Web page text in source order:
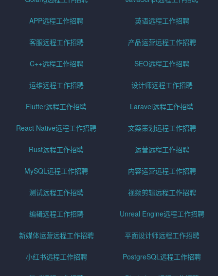
APP远程工作招聘 英语远程工作招聘
客服远程工作招聘 产品运营远程工作招聘
C++远程工作招聘 SEO远程工作招聘
运维远程工作招聘 设计师远程工作招聘
Flutter远程工作招聘 Laravel远程工作招聘
React Native远程工作招聘 文案策划远程工作招聘
Rust远程工作招聘 运营远程工作招聘
MySQL远程工作招聘 内容运营远程工作招聘
测试远程工作招聘 视频剪辑远程工作招聘
编辑远程工作招聘 Unreal Engine远程工作招聘
新媒体运营远程工作招聘 平面设计师远程工作招聘
小红书远程工作招聘 PostgreSQL远程工作招聘